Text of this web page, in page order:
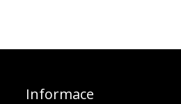
Informace